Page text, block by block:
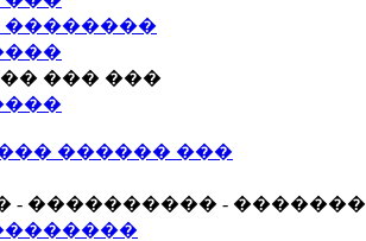
��������
��� ���
������ ���
- ���������� - �������